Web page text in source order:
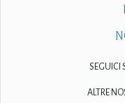
SEGUICI
ALTRE